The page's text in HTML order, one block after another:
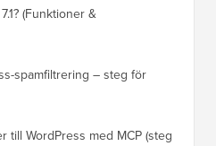
(Funktioner &
spamfiltrering – steg för
till WordPress med MCP (steg